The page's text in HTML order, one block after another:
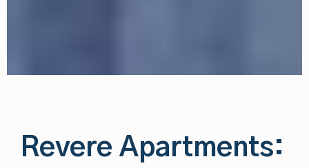
Revere Apartments: